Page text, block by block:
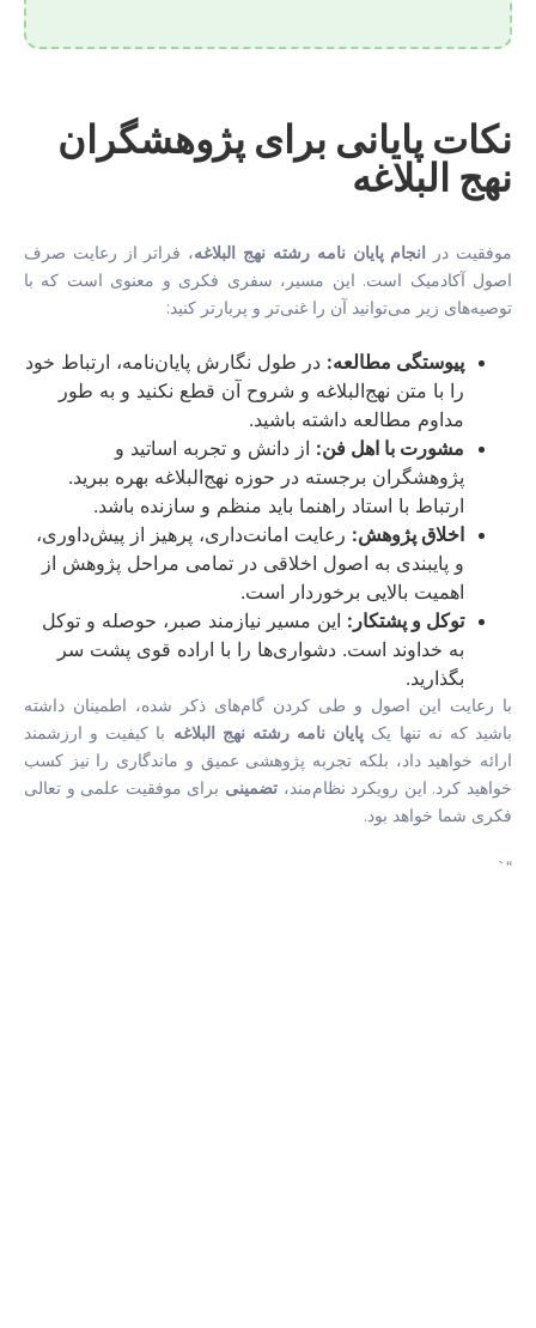
نکات پایانی برای پژوهشگران
نهج البلاغه
موفقیت در انجام پایان نامه رشته نهج البلاغه، فراتر از رعایت صرف
اصول آکادمیک است. این مسیر، سفری فکری و معنوی است که با
توصیه‌های زیر می‌توانید آن را غنی‌تر و پربارتر کنید:
پیوستگی مطالعه: در طول نگارش پایان‌نامه، ارتباط خود
را با متن نهج‌البلاغه و شروح آن قطع نکنید و به طور
مداوم مطالعه داشته باشید.
مشورت با اهل فن: از دانش و تجربه اساتید و
پژوهشگران برجسته در حوزه نهج‌البلاغه بهره ببرید.
ارتباط با استاد راهنما باید منظم و سازنده باشد.
اخلاق پژوهش: رعایت امانت‌داری، پرهیز از پیش‌داوری،
و پایبندی به اصول اخلاقی در تمامی مراحل پژوهش از
اهمیت بالایی برخوردار است.
توکل و پشتکار: این مسیر نیازمند صبر، حوصله و توکل
به خداوند است. دشواری‌ها را با اراده قوی پشت سر
بگذارید.
با رعایت این اصول و طی کردن گام‌های ذکر شده، اطمینان داشته
باشید که نه تنها یک پایان نامه رشته نهج البلاغه با کیفیت و ارزشمند
ارائه خواهید داد، بلکه تجربه پژوهشی عمیق و ماندگاری را نیز کسب
خواهید کرد. این رویکرد نظام‌مند، تضمینی برای موفقیت علمی و تعالی
فکری شما خواهد بود.
“`